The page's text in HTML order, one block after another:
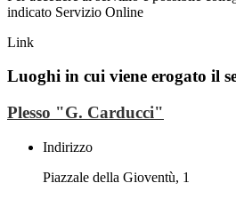
indicato Servizio Online
Link
Luoghi in cui viene erogato il
Plesso "G. Carducci"
Indirizzo
Piazzale della Gioventù, 1